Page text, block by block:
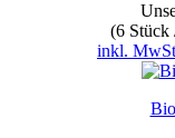
(6 Stück
inkl.